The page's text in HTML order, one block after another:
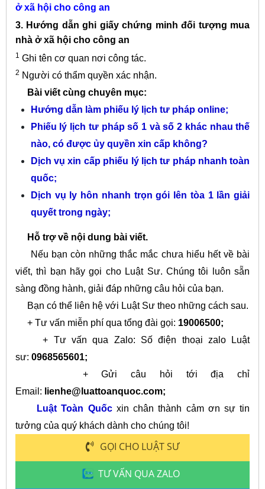
ở xã hội cho công an
3. Hướng dẫn ghi giấy chứng minh đối tượng mua
nhà ở xã hội cho công an
1 Ghi tên cơ quan nơi công tác.
2 Người có thẩm quyền xác nhận.
Bài viết cùng chuyên mục:
Hướng dẫn làm phiếu lý lịch tư pháp online;
Phiếu lý lịch tư pháp số 1 và số 2 khác nhau thế
nào, có được ủy quyền xin cấp không?
Dịch vụ xin cấp phiếu lý lịch tư pháp nhanh toàn
quốc;
Dịch vụ ly hôn nhanh trọn gói lên tòa 1 lần giải
quyết trong ngày;
Hỗ trợ về nội dung bài viết.
Nếu bạn còn những thắc mắc chưa hiểu hết về bài
viết, thì bạn hãy gọi cho Luật Sư. Chúng tôi luôn sẵn
sàng đồng hành, giải đáp những câu hỏi của bạn.
Bạn có thể liên hệ với Luật Sư theo những cách sau.
+ Tư vấn miễn phí qua tổng đài gọi: 19006500;
+ Tư vấn qua Zalo: Số điện thoại zalo Luật
sư: 0968565601;
+ Gửi câu hỏi tới địa chỉ
Email: lienhe@luattoanquoc.com;
Luật Toàn Quốcxin chân thành cảm ơn sự tin
tưởng của quý khách dành cho chúng tôi!
GỌI CHO LUẬT SƯ
TƯ VẤN QUA ZALO